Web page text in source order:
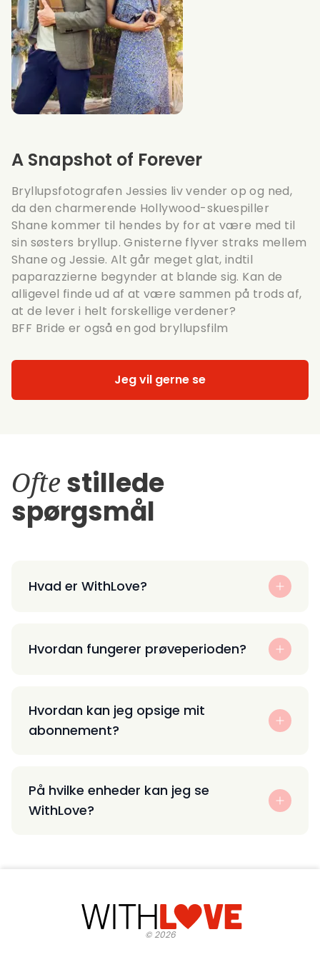
A Snapshot of Forever
Bryllupsfotografen Jessies liv vender op og ned,
da den charmerende Hollywood-skuespiller
Shane kommer til hendes by for at være med til
sin søsters bryllup. Gnisterne flyver straks mellem
Shane og Jessie. Alt går meget glat, indtil
paparazzierne begynder at blande sig. Kan de
alligevel finde ud af at være sammen på trods af,
at de lever i helt forskellige verdener?
BFF Bride er også en god bryllupsfilm
Jeg vil gerne se
Ofte stillede
spørgsmål
Hvad er WithLove?
Hvordan fungerer prøveperioden?
Hvordan kan jeg opsige mit
abonnement?
På hvilke enheder kan jeg se
WithLove?
©2026